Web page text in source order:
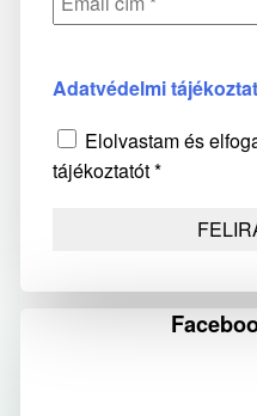
Adatvédelmi
Elolvastam és
tájékoztatót *